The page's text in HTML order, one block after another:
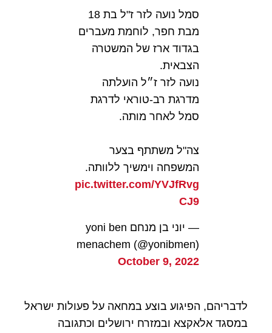
סמל נועה לזר ז"ל בת 18
מבת חפר, לוחמת מעברים
בגדוד ארז של המשטרה
הצבאית.
נועה לזר ז״ל הועלתה
מדרגת רב-טוראי לדרגת
סמל לאחר מותה.
צה"ל משתתף בצער
המשפחה וימשיך ללוותה.
pic.twitter.com/YVJfRvg
CJ9
— יוני בן מנחם yoni ben
menachem (@yonibmen)
October 9, 2022
לדבריהם, הפיגוע בוצע במחאה על פעולות ישראל
במסגד אלאקצא ובמזרח ירושלים וכתגובה